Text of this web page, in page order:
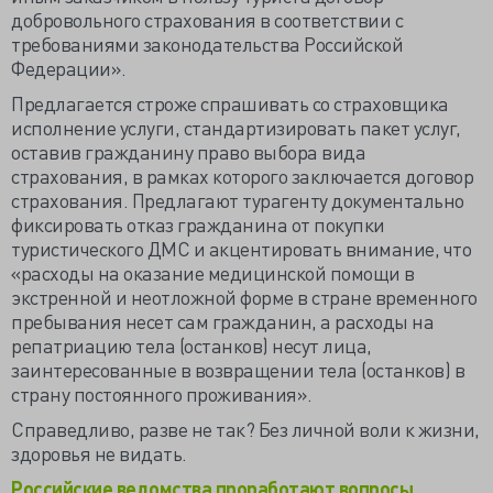
добровольного страхования в соответствии с
требованиями законодательства Российской
Федерации».
Предлагается строже спрашивать со страховщика
исполнение услуги, стандартизировать пакет услуг,
оставив гражданину право выбора вида
страхования, в рамках которого заключается договор
страхования. Предлагают турагенту документально
фиксировать отказ гражданина от покупки
туристического ДМС и акцентировать внимание, что
«расходы на оказание медицинской помощи в
экстренной и неотложной форме в стране временного
пребывания несет сам гражданин, а расходы на
репатриацию тела (останков) несут лица,
заинтересованные в возвращении тела (останков) в
страну постоянного проживания».
Справедливо, разве не так? Без личной воли к жизни,
здоровья не видать.